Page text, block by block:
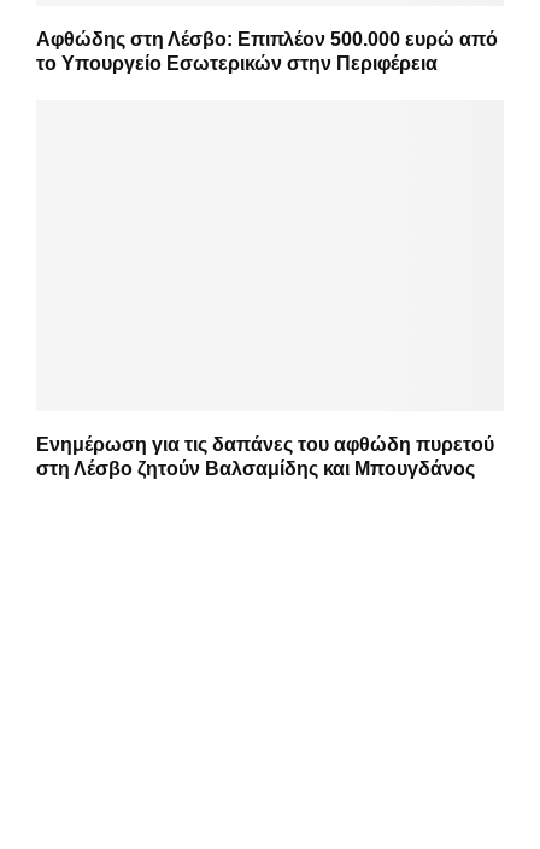
Αφθώδης στη Λέσβο: Επιπλέον 500.000 ευρώ από
το Υπουργείο Εσωτερικών στην Περιφέρεια
Ενημέρωση για τις δαπάνες του αφθώδη πυρετού
στη Λέσβο ζητούν Βαλσαμίδης και Μπουγδάνος